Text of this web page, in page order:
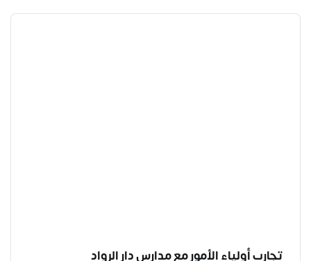
تجارب أولياء الأمور مع مدارس دار الرواد